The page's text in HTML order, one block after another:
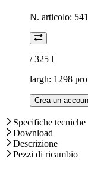
N. articolo:
/ 325 l
largh: 1298
Crea un
Specifiche tecniche
Download
Descrizione
Pezzi di ricambio